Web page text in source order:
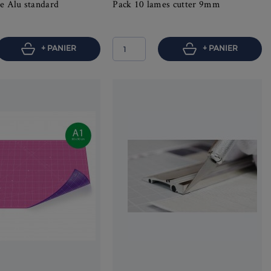
Alu standard
+ PANIER
Pack 10 lames cutter 9mm
+ PANIER